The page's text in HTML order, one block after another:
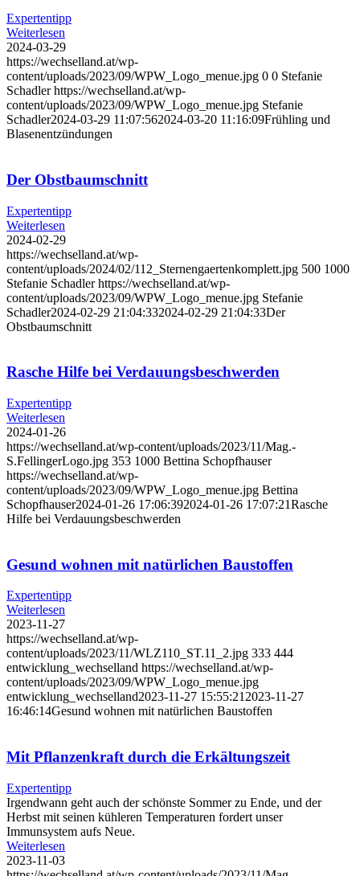
Expertentipp
Weiterlesen
2024-03-29
https://wechselland.at/wp-
content/uploads/2023/09/WPW_Logo_menue.jpg 0 0 Stefanie
Schadler https://wechselland.at/wp-
content/uploads/2023/09/WPW_Logo_menue.jpg Stefanie
Schadler2024-03-29 11:07:562024-03-20 11:16:09Frühling und
Blasenentzündungen
Der Obstbaumschnitt
Expertentipp
Weiterlesen
2024-02-29
https://wechselland.at/wp-
content/uploads/2024/02/112_Sternengaertenkomplett.jpg 500 1000
Stefanie Schadler https://wechselland.at/wp-
content/uploads/2023/09/WPW_Logo_menue.jpg Stefanie
Schadler2024-02-29 21:04:332024-02-29 21:04:33Der
Obstbaumschnitt
Rasche Hilfe bei Verdauungsbeschwerden
Expertentipp
Weiterlesen
2024-01-26
https://wechselland.at/wp-content/uploads/2023/11/Mag.-
S.FellingerLogo.jpg 353 1000 Bettina Schopfhauser
https://wechselland.at/wp-
content/uploads/2023/09/WPW_Logo_menue.jpg Bettina
Schopfhauser2024-01-26 17:06:392024-01-26 17:07:21Rasche
Hilfe bei Verdauungsbeschwerden
Gesund wohnen mit natürlichen Baustoffen
Expertentipp
Weiterlesen
2023-11-27
https://wechselland.at/wp-
content/uploads/2023/11/WLZ110_ST.11_2.jpg 333 444
entwicklung_wechselland https://wechselland.at/wp-
content/uploads/2023/09/WPW_Logo_menue.jpg
entwicklung_wechselland2023-11-27 15:55:21 2023-11-27
16:46:14Gesund wohnen mit natürlichen Baustoffen
Mit Pflanzenkraft durch die Erkältungszeit
Expertentipp
Irgendwann geht auch der schönste Sommer zu Ende, und der
Herbst mit seinen kühleren Temperaturen fordert unser
Immunsystem aufs Neue.
Weiterlesen
2023-11-03